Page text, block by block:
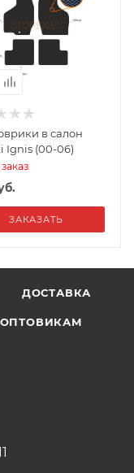
в салон
Ignis (00-06)
ЗАКАЗАТЬ
ДОСТАВКА
ОПТОВИКАМ